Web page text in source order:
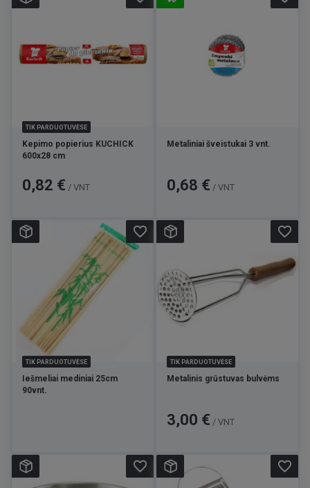
TIK PARDUOTUVĖSE
Kepimo popierius KUCHICK
600x28 cm
Kaina
0,82 € / VNT
Metaliniai šveistukai 3 vnt.
Kaina
0,68 € / VNT
TIK PARDUOTUVĖSE
Iešmeliai mediniai 25cm
90vnt.
favorite_border
TIK PARDUOTUVĖSE
Metalinis grūstuvas bulvėms
Kaina
3,00 € / VNT
favorite_border
favorite_border favorite_border